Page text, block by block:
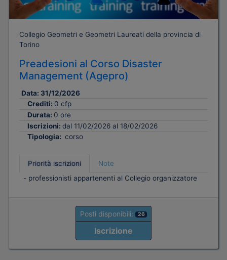
Collegio Geometri e Geometri Laureati della provincia di
Torino
Preadesioni al Corso Disaster
Management (Agepro)
Data: 31/12/2026
Crediti: 0 cfp
Durata: 0 ore
Iscrizioni: dal 11/02/2026 al 18/02/2026
Tipologia: corso
Priorità iscrizioni
Note
- professionisti appartenenti al Collegio organizzatore
Posti disponibili: 26
Iscrizione